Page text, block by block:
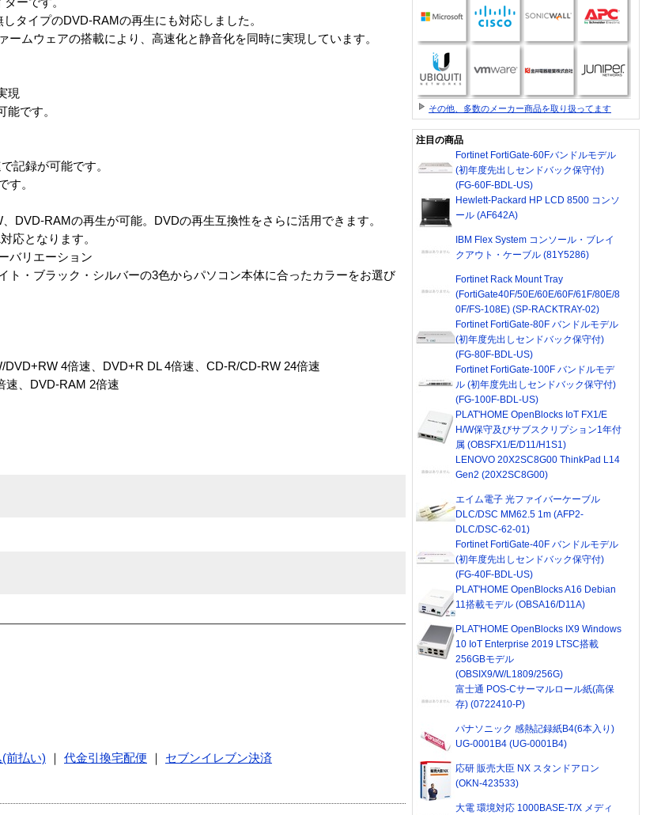
タイプのDVD-RAMの再生にも対応しました。
ムウェアの搭載により、高速化と静音化を同時に実現しています。
現
です。
記録が可能です。
す。
RAMの再生が可能。DVDの再生互換性をさらに活用できます。
応となります。
バリエーション
・ブラック・シルバーの3色からパソコン本体に合ったカラーをお選び
4倍速、DVD+R DL 4倍速、CD-R/CD-RW 24倍速
速、DVD-RAM 2倍速
前払い) 代金引換宅配便
セブンイレブン決済
その他、多数のメーカー商品を取り扱ってます
注目の商品
Fortinet FortiGate-60Fバンドルモデル
(初年度先出しセンドバック保守付)
(FG-60F-BDL-US)
Hewlett-Packard HP LCD 8500 コンソ
ール (AF642A)
IBM Flex System コンソール・ブレイ
クアウト・ケーブル (81Y5286)
Fortinet Rack Mount Tray
(FortiGate40F/50E/60E/60F/61F/80E/8
0F/FS-108E) (SP-RACKTRAY-02)
Fortinet FortiGate-80F バンドルモデル
(初年度先出しセンドバック保守付)
(FG-80F-BDL-US)
Fortinet FortiGate-100F バンドルモデ
ル (初年度先出しセンドバック保守付)
(FG-100F-BDL-US)
PLAT'HOME OpenBlocks IoT FX1/E
H/W保守及びサブスクリプション1年付
属 (OBSFX1/E/D11/H1S1)
LENOVO 20X2SC8G00 ThinkPad L14
Gen2 (20X2SC8G00)
エイム電子 光ファイバーケーブル
DLC/DSC MM62.5 1m (AFP2-
DLC/DSC-62-01)
Fortinet FortiGate-40F バンドルモデル
(初年度先出しセンドバック保守付)
(FG-40F-BDL-US)
PLAT'HOME OpenBlocks A16 Debian
11搭載モデル (OBSA16/D11A)
PLAT'HOME OpenBlocks IX9 Windows
10 IoT Enterprise 2019 LTSC搭載
256GBモデル
(OBSIX9/W/L1809/256G)
富士通 POS-Cサーマルロール紙(高保
存) (0722410-P)
パナソニック 感熱記録紙B4(6本入り)
UG-0001B4 (UG-0001B4)
応研 販売大臣 NX スタンドアロン
(OKN-423533)
大電 環境対応 1000BASE-T/X メディ